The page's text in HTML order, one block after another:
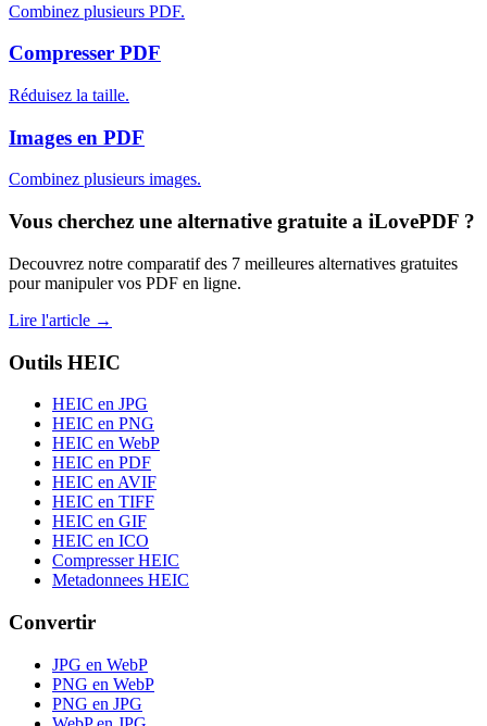
Combinez plusieurs PDF.
Compresser PDF
Réduisez la taille.
Images en PDF
Combinez plusieurs images.
Vous cherchez une alternative gratuite a iLovePDF ?
Decouvrez notre comparatif des 7 meilleures alternatives gratuites
pour manipuler vos PDF en ligne.
Lire l'article →
Outils HEIC
HEIC en JPG
HEIC en PNG
HEIC en WebP
HEIC en PDF
HEIC en AVIF
HEIC en TIFF
HEIC en GIF
HEIC en ICO
Compresser HEIC
Metadonnees HEIC
Convertir
JPG en WebP
PNG en WebP
PNG en JPG